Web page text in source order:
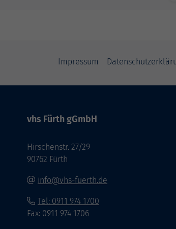
Impressum
vhs Fürth gGmbH
Hirschenstr. 27/29
90762 Fürth
info@vhs-fuerth.de
Tel: 0911 974 1700
Fax: 0911 974 1706